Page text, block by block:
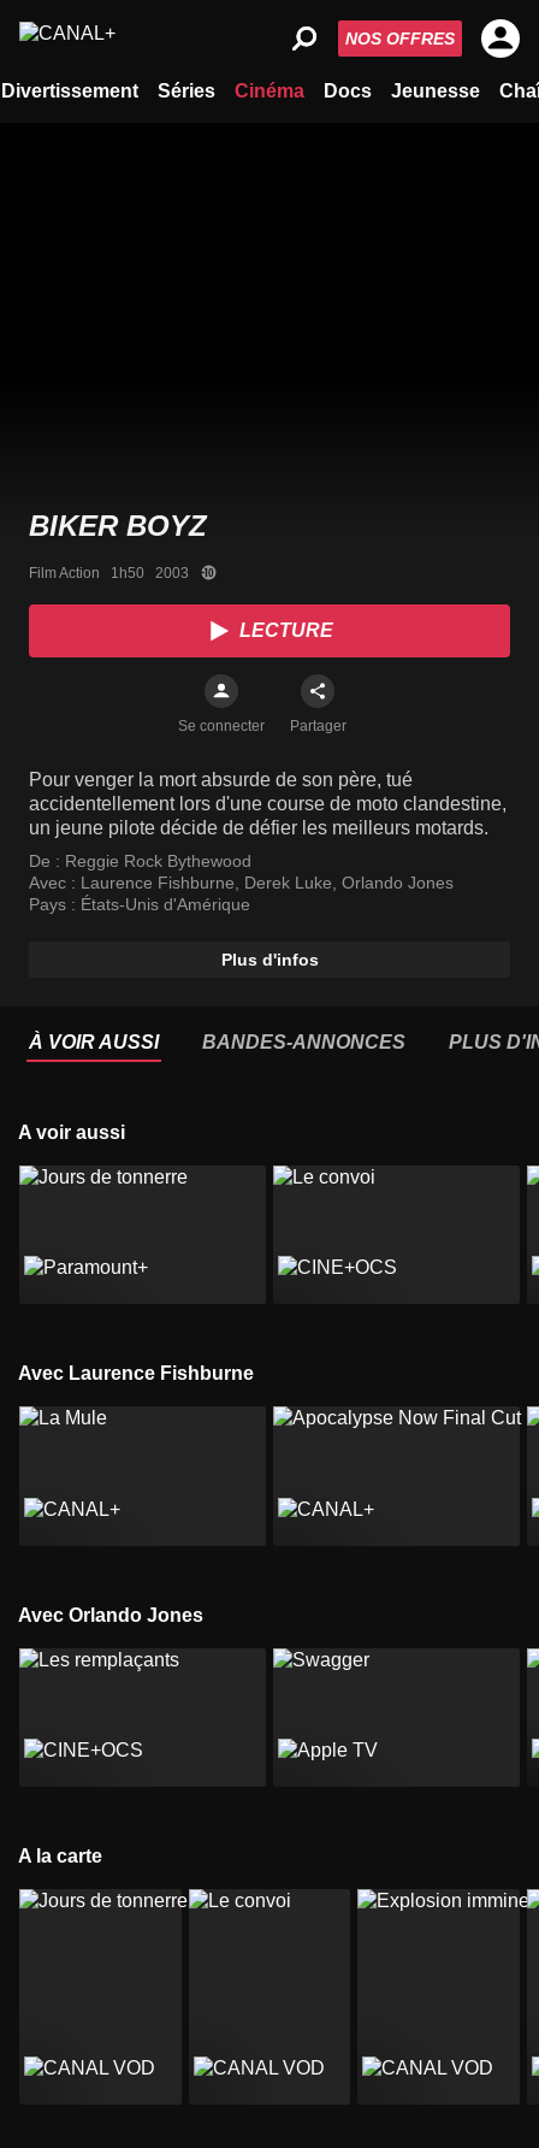
Divertissement Séries Cinéma Docs Jeunesse
NOS OFFRES
BIKER BOYZ
Film Action   1h50   2003
LECTURE
Se connecter Partager
Pour venger la mort absurde de son père, tué
accidentellement lors d'une course de moto clandestine,
un jeune pilote décide de défier les meilleurs motards.
De : Reggie Rock Bythewood
Avec : Laurence Fishburne Derek Luke Orlando Jones
Pays : États-Unis d'Amérique
Plus d'infos
À VOIR AUSSI BANDES-ANNONCES PLUS
A voir aussi
Avec Laurence Fishburne
Avec Orlando Jones
A la carte